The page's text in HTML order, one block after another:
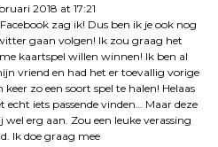
2018 at 17:21
zag ik! Dus ben ik je ook nog
gaan volgen! Ik zou graag het
kaartspel willen winnen! Ik ben al
vriend en had het er toevallig vorige
keer zo een soort spel te halen! Helaas
echt iets passende vinden… Maar deze
wel erg aan. Zou een leuke verassing
Ik doe graag mee